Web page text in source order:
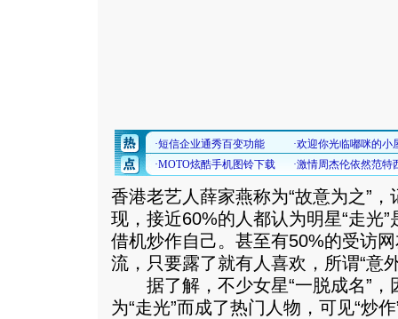
香港老艺人薛家燕称为“故意为之”
现，接近60%的人都认为明星“走光
借机炒作自己。甚至有50%的受访
流，只要露了就有人喜欢，所谓“意
据了解，不少女星“一脱成名”，
为“走光”而成了热门人物，可见“炒